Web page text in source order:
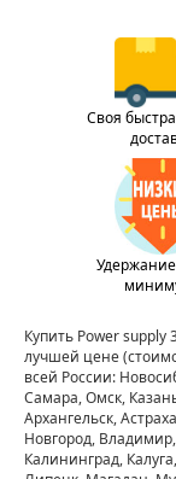
Своя
Купить Power supply
лучшей цене
всей России:
Самара, Омск,
Архангельск,
Новгород,
Калининград,